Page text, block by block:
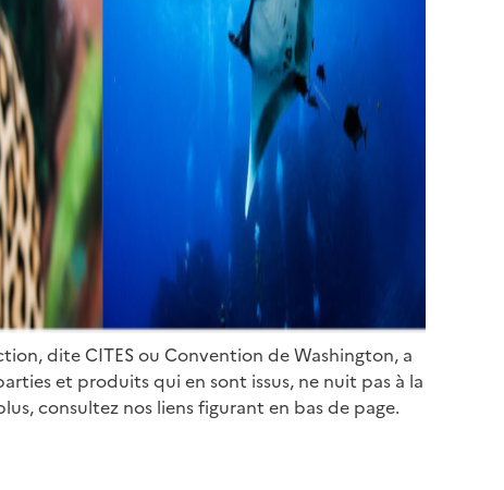
dite CITES ou Convention de Washington, a
et produits qui en sont issus, ne nuit pas à la
consultez nos liens figurant en bas de page.